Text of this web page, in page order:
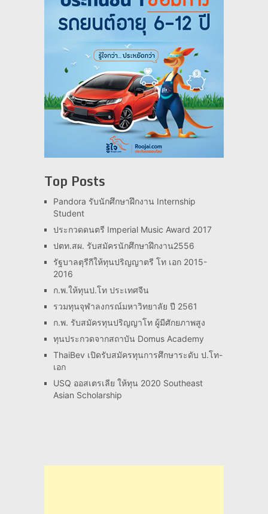
Top Posts
Pandora รับนักศึกษาฝึกงาน Internship
Student
ประกวดดนตรี Imperial Music Award 2017
ปตท.สผ. รับสมัครนักศึกษาฝึกงาน2556
รัฐบาลตุรีกีให้ทุนปริญญาตรี โท เอก 2015-
2016
ก.พ.ให้ทุนป.โท ประเทศจีน
รวมทุนจุฬาลงกรณ์มหาวิทยาลัย ปี 2561
ก.พ. รับสมัครทุนปริญญาโท ผู้มีศักยภาพสูง
ทุนประกวดจากสถาบัน Domus Academy
ThaiBev เปิดรับสมัครทุนการศึกษาระดับ ป.โท-
เอก
USQ ออสเตรเลีย ให้ทุน 2020 Southeast
Asian Scholarship